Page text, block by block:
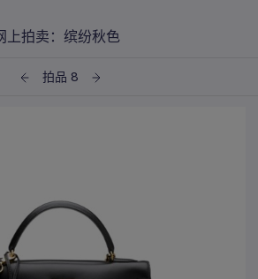
上拍卖：缤纷秋色
拍品 8